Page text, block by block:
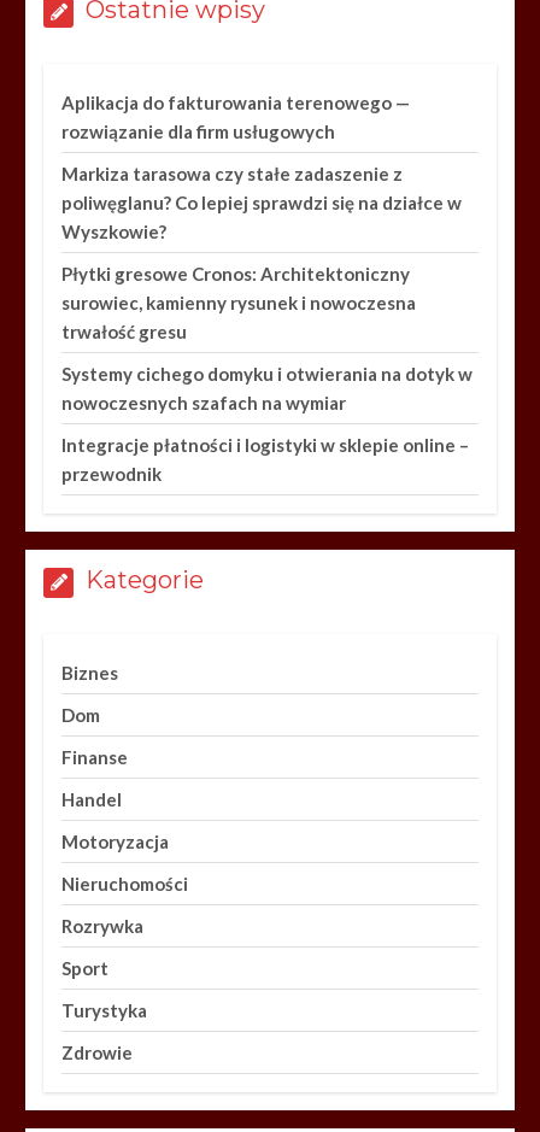
Ostatnie wpisy
Aplikacja do fakturowania terenowego —
rozwiązanie dla firm usługowych
Markiza tarasowa czy stałe zadaszenie z
poliwęglanu? Co lepiej sprawdzi się na działce w
Wyszkowie?
Płytki gresowe Cronos: Architektoniczny
surowiec, kamienny rysunek i nowoczesna
trwałość gresu
Systemy cichego domyku i otwierania na dotyk w
nowoczesnych szafach na wymiar
Integracje płatności i logistyki w sklepie online –
przewodnik
Kategorie
Biznes
Dom
Finanse
Handel
Motoryzacja
Nieruchomości
Rozrywka
Sport
Turystyka
Zdrowie